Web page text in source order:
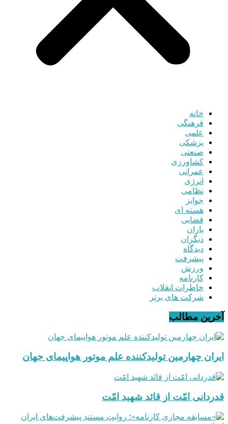
خانه
فرهنگی
علمی
پزشکی
صنعتی
کشاورزی
عمرانی
انرژی
نظامی
جوایز
هسته ای
قضایی
یاران
دیگران
دیدگاه
پیشرفت
ورزش
کارنامه
خاطرات انقلاب
شرکت های برتر
آخرین مطالب
ایران چهارمین تولیدکننده علم موتور هواپیمای جهان
قدردانی امّت از قائد شهید امّت